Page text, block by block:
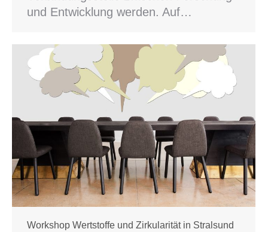
und Entwicklung werden. Auf…
Workshop Wertstoffe und Zirkularität in Stralsund